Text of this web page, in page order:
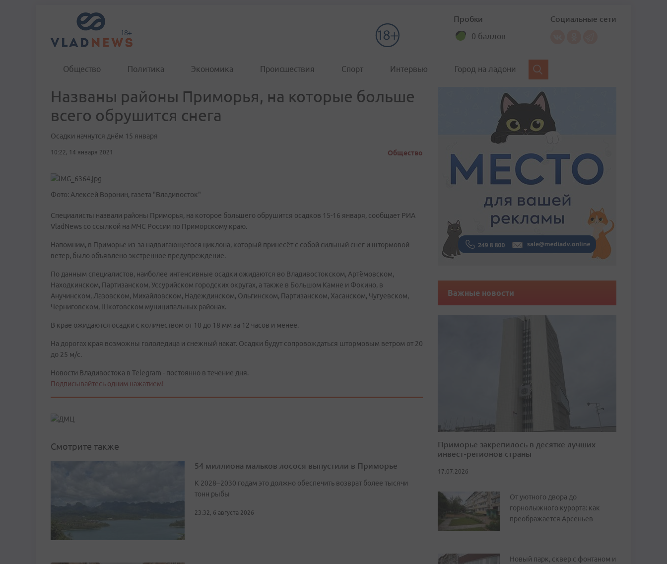
Пробки
0 баллов
Социальные сети
Общество Политика Экономика Происшествия Спорт Интервью Город на ладони
Названы районы Приморья, на которые больше
всего обрушится снега
Осадки начнутся днём 15 января
10:22, 14 января 2021 Общество
Фото: Алексей Воронин, газета "Владивосток"
Специалисты назвали районы Приморья, на которое большего обрушится осадков 15-16 января, сообщает РИА
VladNews со ссылкой на МЧС России по Приморскому краю.
Напомним, в Приморье из-за надвигающегося циклона, который принесёт с собой сильный снег и штормовой
ветер, было объявлено экстренное предупреждение.
По данным специалистов, наиболее интенсивные осадки ожидаются во Владивостокском, Артёмовском,
Находкинском, Партизанском, Уссурийском городских округах, а также в Большом Камне и Фокино, в
Анучинском, Лазовском, Михайловском, Надеждинском, Ольгинском, Партизанском, Хасанском, Чугуевском,
Черниговском, Шкотовском муниципальных районах.
В крае ожидаются осадки с количеством от 10 до 18 мм за 12 часов и менее.
На дорогах края возможны гололедица и снежный накат. Осадки будут сопровождаться штормовым ветром от 20
до 25 м/с.
Новости Владивостока в Telegram - постоянно в течение дня.
Подписывайтесь одним нажатием!
Смотрите также
54 миллиона мальков лосося выпустили в Приморье
К 2028–2030 годам это должно обеспечить возврат более тысячи
тонн рыбы
23:32, 6 августа 2026
Важные новости
Приморье закрепилось в десятке лучших
инвест-регионов страны
17.07.2026
От уютного двора до
горнолыжного курорта: как
преображается Арсеньев
Новый парк, сквер с фонтаном и